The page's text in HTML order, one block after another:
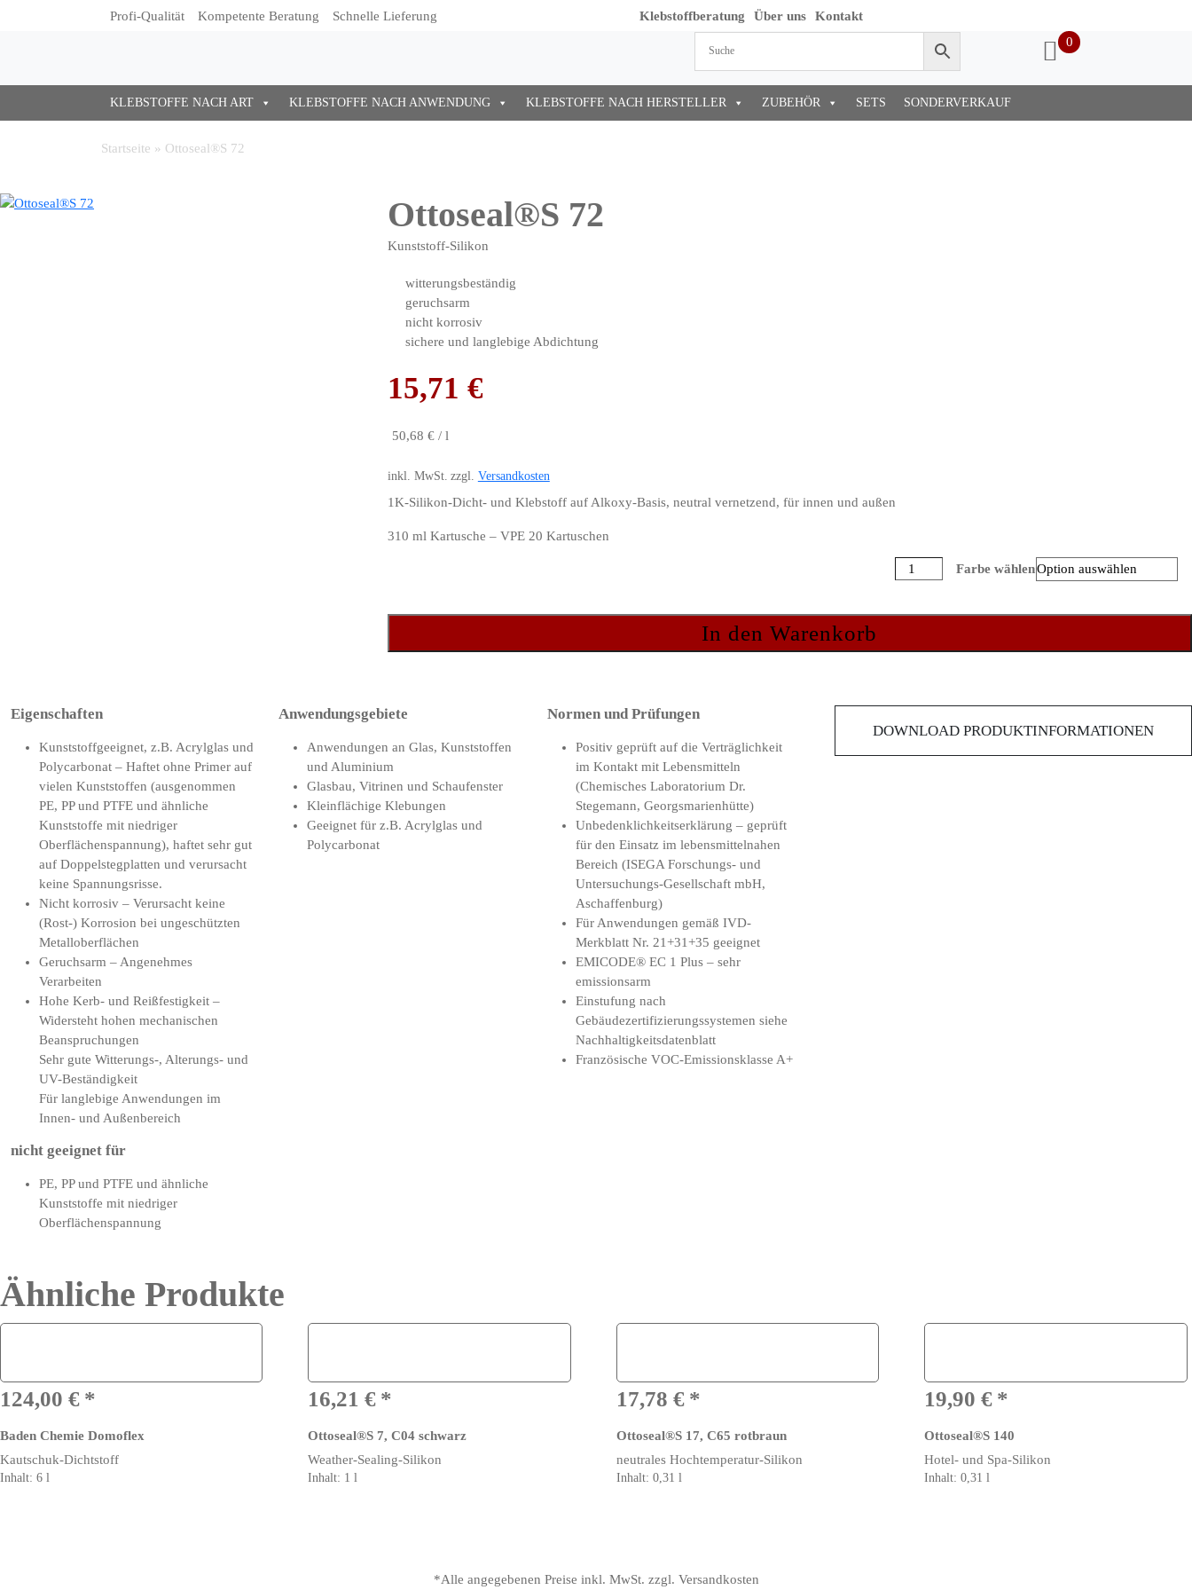
Profi-Qualität Kompetente Beratung Schnelle Lieferung Klebstoffberatung Über uns
Kontakt
0
KLEBSTOFFE NACH ART KLEBSTOFFE NACH ANWENDUNG KLEBSTOFFE NACH HERSTELLER ZUBEHÖR SETS SONDERVERKAUF
Startseite » Ottoseal®S 72
Ottoseal®S 72
Kunststoff-Silikon
witterungsbeständig
geruchsarm
nicht korrosiv
sichere und langlebige Abdichtung
15,71 €
50,68 €/ l
inkl. MwSt. zzgl. Versandkosten
1K-Silikon-Dicht- und Klebstoff auf Alkoxy-Basis, neutral vernetzend, für innen und außen
310 ml Kartusche – VPE 20 Kartuschen
Farbe wählen
Ottoseal®S
72
In den Warenkorb
Eigenschaften
Kunststoffgeeignet, z.B. Acrylglas und
Polycarbonat – Haftet ohne Primer auf
vielen Kunststoffen (ausgenommen
PE, PP und PTFE und ähnliche
Kunststoffe mit niedriger
Oberflächenspannung), haftet sehr gut
auf Doppelstegplatten und verursacht
keine Spannungsrisse.
Nicht korrosiv – Verursacht keine
(Rost-) Korrosion bei ungeschützten
Metalloberflächen
Geruchsarm – Angenehmes
Verarbeiten
Hohe Kerb- und Reißfestigkeit –
Widersteht hohen mechanischen
Beanspruchungen
Sehr gute Witterungs-, Alterungs- und
UV-Beständigkeit
Für langlebige Anwendungen im
Innen- und Außenbereich
Anwendungsgebiete
Anwendungen an Glas, Kunststoffen
und Aluminium
Glasbau, Vitrinen und Schaufenster
Kleinflächige Klebungen
Geeignet für z.B. Acrylglas und
Polycarbonat
Normen und Prüfungen
Positiv geprüft auf die Verträglichkeit
im Kontakt mit Lebensmitteln
(Chemisches Laboratorium Dr.
Stegemann, Georgsmarienhütte)
Unbedenklichkeitserklärung – geprüft
für den Einsatz im lebensmittelnahen
Bereich (ISEGA Forschungs- und
Untersuchungs-Gesellschaft mbH,
Aschaffenburg)
Für Anwendungen gemäß IVD-
Merkblatt Nr. 21+31+35 geeignet
EMICODE® EC 1 Plus – sehr
emissionsarm
Einstufung nach
Gebäudezertifizierungssystemen siehe
Nachhaltigkeitsdatenblatt
Französische VOC-Emissionsklasse A+
nicht geeignet für
PE, PP und PTFE und ähnliche
Kunststoffe mit niedriger
Oberflächenspannung
DOWNLOAD PRODUKTINFORMATIONEN
Ähnliche Produkte
124,00 €
Baden Chemie Domoflex
Kautschuk-Dichtstoff
Inhalt: 6 l
16,21€
Ottoseal®S 7, C04 schwarz
Weather-Sealing-Silikon
Inhalt: 1l
17,78 €
Ottoseal®S 17, C65 rotbraun
neutrales Hochtemperatur-Silikon
Inhalt: 0,31 l
19,90€
Ottoseal®S 140
Hotel- und Spa-Silikon
Inhalt: 0,31l
*Alle angegebenen Preise inkl. MwSt. zzgl. Versandkosten